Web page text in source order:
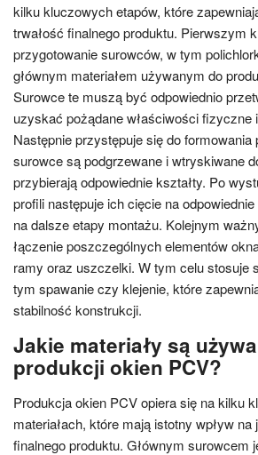
kilku kluczowych etapów, które
trwałość finalnego produktu. Pierwszym
przygotowanie surowców, w tym
głównym materiałem używanym do
Surowce te muszą być odpowiednio
uzyskać pożądane właściwości fizyczne
Następnie przystępuje się do formowania
surowce są podgrzewane i wtryskiwane
przybierają odpowiednie kształty. Po
profili następuje ich cięcie na
na dalsze etapy montażu. Kolejnym
łączenie poszczególnych elementów
ramy oraz uszczelki. W tym celu stosuje
tym spawanie czy klejenie, które
stabilność konstrukcji.
Jakie materiały są
produkcji okien PCV?
Produkcja okien PCV opiera się na kilku
materiałach, które mają istotny wpływ na
finalnego produktu. Głównym surowcem